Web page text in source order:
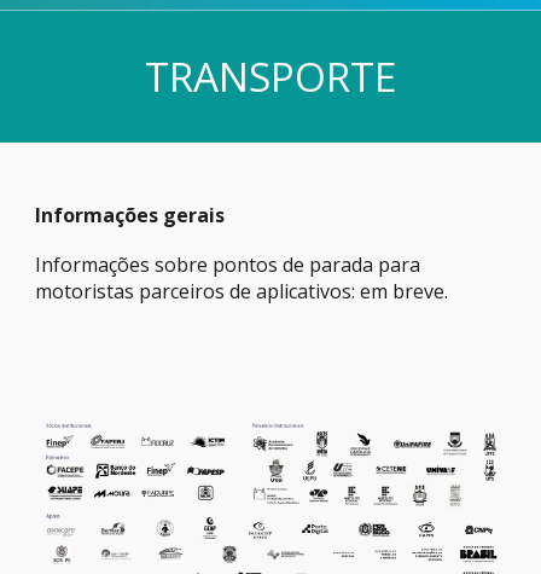
TRANSPORTE
Informações gerais
Informações sobre pontos de parada para
motoristas parceiros de aplicativos: em breve.